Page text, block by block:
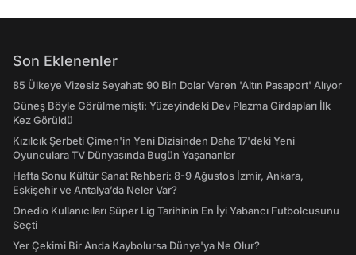
Son Eklenenler
85 Ülkeye Vizesiz Seyahat: 90 Bin Dolar Veren 'Altın Pasaport' Alıyor
Güneş Böyle Görülmemişti: Yüzeyindeki Dev Plazma Girdapları İlk
Kez Görüldü
Kızılcık Şerbeti Çimen'in Yeni Dizisinden Daha 17'deki Yeni
Oyunculara TV Dünyasında Bugün Yaşananlar
Hafta Sonu Kültür Sanat Rehberi: 8-9 Ağustos İzmir, Ankara,
Eskişehir ve Antalya’da Neler Var?
Onedio Kullanıcıları Süper Lig Tarihinin En İyi Yabancı Futbolcusunu
Seçti
Yer Çekimi Bir Anda Kaybolursa Dünya'ya Ne Olur?